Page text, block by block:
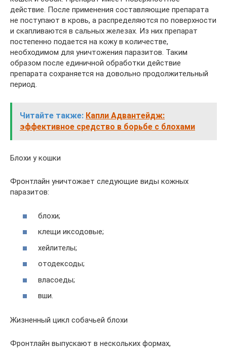
действие. После применения составляющие препарата
не поступают в кровь, а распределяются по поверхности
и скапливаются в сальных железах. Из них препарат
постепенно подается на кожу в количестве,
необходимом для уничтожения паразитов. Таким
образом после единичной обработки действие
препарата сохраняется на довольно продолжительный
период.
Читайте также: Капли Адвантейдж:
эффективное средство в борьбе с блохами
Блохи у кошки
Фронтлайн уничтожает следующие виды кожных
паразитов:
блохи;
клещи иксодовые;
хейлителы;
отодексоды;
власоеды;
вши.
Жизненный цикл собачьей блохи
Фронтлайн выпускают в нескольких формах,